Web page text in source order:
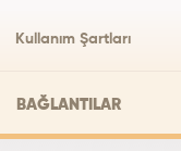
Kullanım Şartları
BAĞLANTILAR